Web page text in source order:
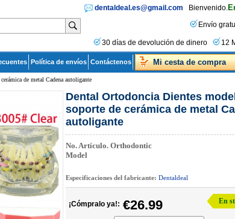
dentaldeal.es@gmail.com Bienvenido.
Envío
30 días de devolución de dinero 12
Política de envíos Contáctenos Mi cesta de compra
de metal Cadena autoligante
Dental Ortodoncia Dientes
soporte de cerámica de metal
autoligante
No. Artículo. Orthodontic
Model
Especificaciones del fabricante: Dentaldeal
En
¡Cómpralo ya!: €26.99